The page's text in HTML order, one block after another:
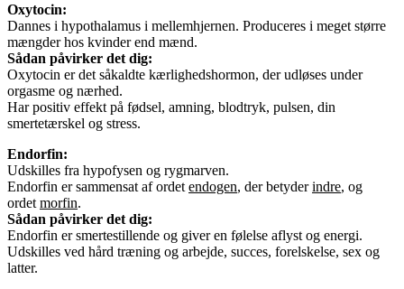
Oxytocin:
Dannes i hypothalamus i mellemhjernen. Produceres i meget større
mængder hos kvinder end mænd.
Sådan påvirker det dig:
Oxytocin er det såkaldte kærlighedshormon, der udløses under
orgasme og nærhed.
Har positiv effekt på fødsel, amning, blodtryk, pulsen, din
smertetærskel og stress.
Endorfin:
Udskilles fra hypofysen og rygmarven.
Endorfin er sammensat af ordet endogen, der betyderindre, og
ordet morfin.
Sådan påvirker det dig:
Endorfin er smertestillende og giver en følelse aflyst og energi.
Udskilles ved hård træning og arbejde, succes, forelskelse, sex og
latter.